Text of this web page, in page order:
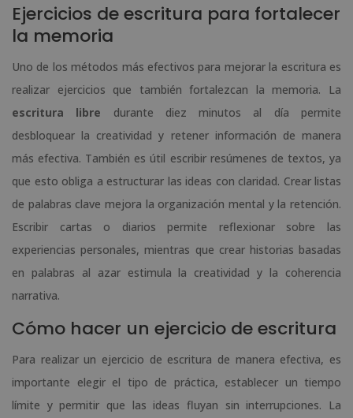
Ejercicios de escritura para fortalecer
la memoria
Uno de los métodos más efectivos para mejorar la escritura es
realizar ejercicios que también fortalezcan la memoria. La
escritura libre durante diez minutos al día permite
desbloquear la creatividad y retener información de manera
más efectiva. También es útil escribir resúmenes de textos, ya
que esto obliga a estructurar las ideas con claridad. Crear listas
de palabras clave mejora la organización mental y la retención.
Escribir cartas o diarios permite reflexionar sobre las
experiencias personales, mientras que crear historias basadas
en palabras al azar estimula la creatividad y la coherencia
narrativa.
Cómo hacer un ejercicio de escritura
Para realizar un ejercicio de escritura de manera efectiva, es
importante elegir el tipo de práctica, establecer un tiempo
límite y permitir que las ideas fluyan sin interrupciones. La